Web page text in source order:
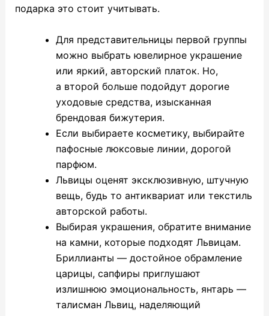
подарка это стоит учитывать.
Для представительницы первой группы
можно выбрать ювелирное украшение
или яркий, авторский платок. Но,
а второй больше подойдут дорогие
уходовые средства, изысканная
брендовая бижутерия.
Если выбираете косметику, выбирайте
пафосные люксовые линии, дорогой
парфюм.
Львицы оценят эксклюзивную, штучную
вещь, будь то антиквариат или текстиль
авторской работы.
Выбирая украшения, обратите внимание
на камни, которые подходят Львицам.
Бриллианты — достойное обрамление
царицы, сапфиры приглушают
излишнюю эмоциональность, янтарь —
талисман Львиц, наделяющий